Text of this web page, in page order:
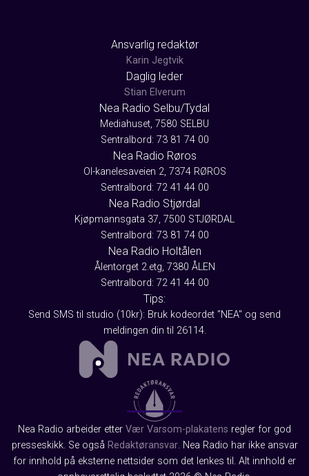
Ansvarlig redaktør
Karin Jegtvik
Daglig leder
Stian Elverum
Nea Radio Selbu/Tydal
Mediahuset, 7580 SELBU
Sentralbord: 73 81 74 00
Nea Radio Røros
Ol-kanelesaveien 2, 7374 RØROS
Sentralbord: 72 41 44 00
Nea Radio Stjørdal
Kjøpmannsgata 37, 7500 STJØRDAL
Sentralbord: 73 81 74 00
Nea Radio Holtålen
Ålentorget 2.etg, 7380 ÅLEN
Sentralbord: 72 41 44 00
Tips:
Send SMS til studio (10kr): Bruk kodeordet "NEA" og send
meldingen din til 26114.
Nea Radio arbeider etter Vær Varsom-plakatens regler for god
presseskikk. Se også Redaktøransvar. Nea Radio har ikke ansvar
for innhold på eksterne nettsider som det lenkes til. Alt innhold er